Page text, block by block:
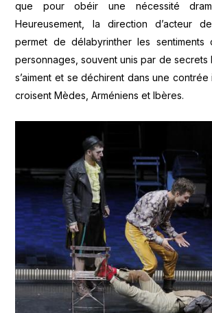
que pour obéir une nécessité
Heureusement, la direction d’acteur
permet de délabyrinther les
personnages, souvent unis par de secrets
s’aiment et se déchirent dans une
croisent Mèdes, Arméniens et Ibères.